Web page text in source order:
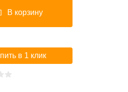
В корзину
в 1 клик